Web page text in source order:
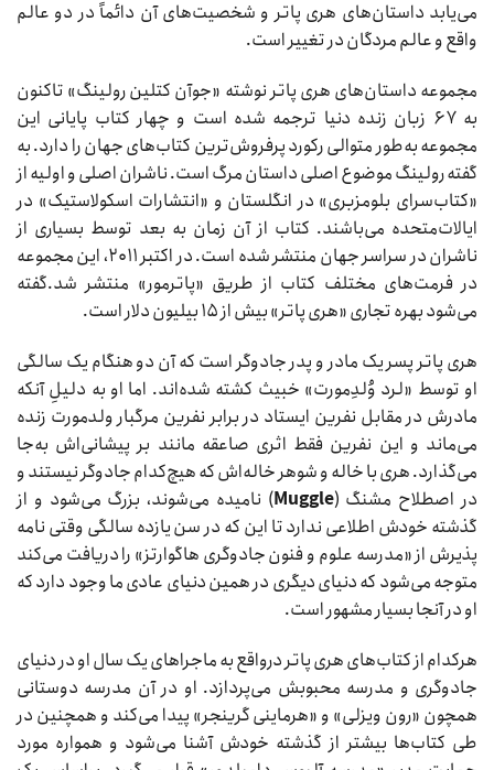
می‌یابد داستان‌های هری پاتر و شخصیت‌های آن دائماً در دو عالم
واقع و عالم مردگان در تغییر است.
مجموعه داستان‌های هری پاتر نوشته «جوآن کتلین رولینگ» تاکنون
به ۶۷ زبان زنده دنیا ترجمه شده است و چهار کتاب پایانی این
مجموعه به‌طور متوالی رکورد پرفروش‌ترین کتاب‌های جهان را دارد. به
گفته رولینگ موضوع اصلی داستان مرگ است. ناشران اصلی و اولیه از
«کتاب‌سرای بلومزبری» در انگلستان و «انتشارات اسکولاستیک» در
ایالات‌متحده می‌باشند. کتاب از آن زمان به بعد توسط بسیاری از
ناشران در سراسر جهان منتشر شده است. در اکتبر ۲۰۱۱، این مجموعه
در فرمت‌های مختلف کتاب از طریق «پاترمور» منتشر شد.گفته
می‌شود بهره تجاری «هری پاتر» بیش از ۱۵ بیلیون دلار است.
هری پاتر پسر یک مادر و پدر جادوگر است که آن دو هنگام یک سالگی
او توسط «لرد وُلدِمورت» خبیث کشته شده‌اند. اما او به دلیلِ آنکه
مادرش در مقابل نفرین ایستاد در برابر نفرین مرگبار ولدمورت زنده
می‌ماند و این نفرین فقط اثری صاعقه مانند بر پیشانی‌اش به‌جا
می‌گذارد. هری با خاله و شوهر خاله‌اش که هیچ‌کدام جادوگر نیستند و
در اصطلاح مشنگ (Muggle) نامیده می‌شوند، بزرگ می‌شود و از
گذشته خودش اطلاعی ندارد تا این که در سن یازده سالگی وقتی نامه
پذیرش از «مدرسه علوم و فنون جادوگری هاگوارتز» را دریافت می‌کند
متوجه می‌شود که دنیای دیگری در همین دنیای عادی ما وجود دارد که
او در آنجا بسیار مشهور است.
هرکدام از کتاب‌های هری پاتر درواقع به ماجراهای یک سال او در دنیای
جادوگری و مدرسه محبوبش می‌پردازد. او در آن مدرسه دوستانی
همچون «رون ویزلی» و «هرماینی گرینجر» پیدا می‌کند و همچنین در
طی کتاب‌ها بیشتر از گذشته خودش آشنا می‌شود و همواره مورد